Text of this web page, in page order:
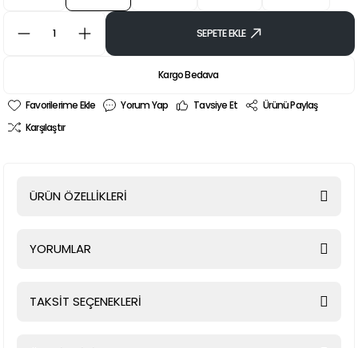
SEPETE EKLE
Kargo Bedava
Yorum Yap Tavsiye Et
Ürünü Paylaş
Karşılaştır
ÜRÜN ÖZELLİKLERİ
YORUMLAR
TAKSİT SEÇENEKLERİ